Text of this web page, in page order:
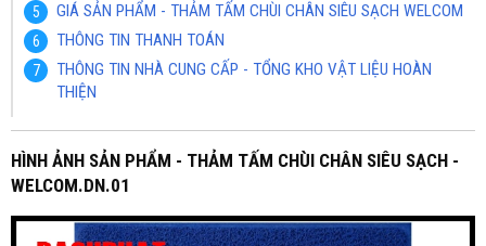
GIÁ SẢN PHẨM - THẢM TẤM CHÙI CHÂN SIÊU SẠCH WELCOM
THÔNG TIN THANH TOÁN
THÔNG TIN NHÀ CUNG CẤP - TỔNG KHO VẬT LIỆU HOÀN
THIỆN
HÌNH ẢNH SẢN PHẨM - THẢM TẤM CHÙI CHÂN SIÊU SẠCH -
WELCOM.DN.01